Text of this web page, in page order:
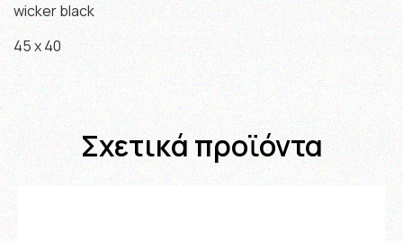
wicker black
45 x 40
Σχετικά προϊόντα